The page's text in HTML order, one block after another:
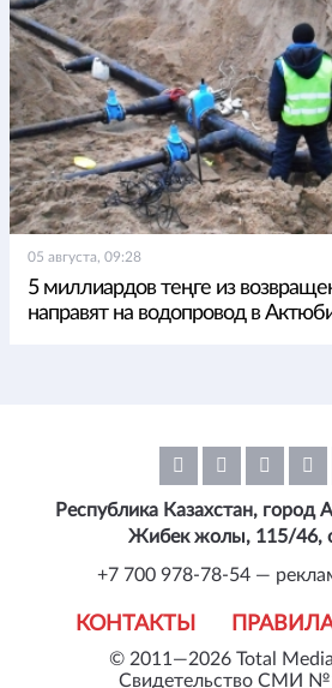
05 августа, 09:28
5 миллиардов теңге из
направят на водопровод в
© 2011—2026 Total
Свидетельство СМИ
КОНТАКТЫ
Республика Казахстан, город
Жибек жолы, 115/46,
+7 700 978-78-54 —